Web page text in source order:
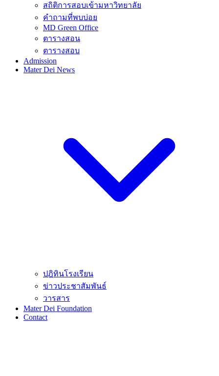
สถิติการสอบเข้ามหาวิทยาลัย
คำถามที่พบบ่อย
MD Green Office
ตารางสอน
ตารางสอบ
Admission
Mater Dei News
ปฎิทินโรงเรียน
ข่าวประชาสัมพันธ์
วารสาร
Mater Dei Foundation
Contact